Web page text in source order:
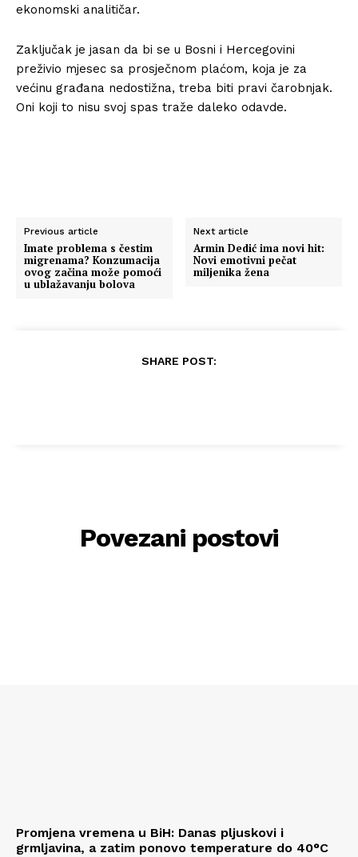
ekonomski analitičar.
Zaključak je jasan da bi se u Bosni i Hercegovini
preživio mjesec sa prosječnom plaćom, koja je za
većinu građana nedostižna, treba biti pravi čarobnjak.
Oni koji to nisu svoj spas traže daleko odavde.
Previous article
Imate problema s čestim
migrenama? Konzumacija
ovog začina može pomoći
u ublažavanju bolova
Next article
Armin Dedić ima novi hit:
Novi emotivni pečat
miljenika žena
SHARE POST:
Povezani postovi
Promjena vremena u BiH: Danas pljuskovi i
grmljavina, a zatim ponovo temperature do 40°C